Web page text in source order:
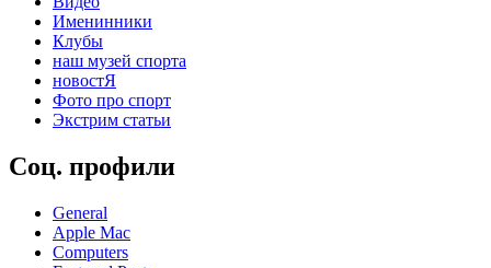
Именинники
Клубы
наш музей спорта
новостЯ
Фото про спорт
Экстрим статьи
Соц. профили
General
Apple Mac
Computers